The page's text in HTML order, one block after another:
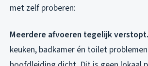
met zelf proberen:
Meerdere afvoeren tegelijk verstopt.
keuken, badkamer én toilet